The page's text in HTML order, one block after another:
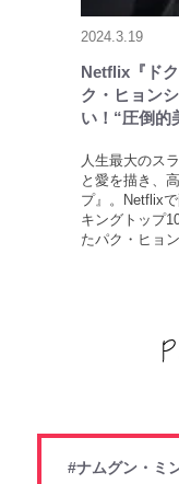
2024.3.19
Netflix『ド
ク・ヒョン
い！“圧倒的
人生最大のス
と愛を描き、
プ』。Netflix
キングトップ
たパク・ヒョ
#ナムグン・ミ